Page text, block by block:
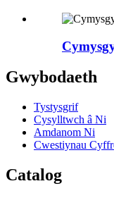
Gwybodaeth
Tystysgrif
Cysylltwch â Ni
Amdanom Ni
Cwestiynau
Catalog